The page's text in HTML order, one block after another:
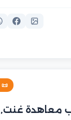
📜
ب معاهدة